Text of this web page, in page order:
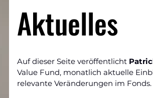
Aktuelles
Auf dieser Seite veröffentlicht
Value Fund, monatlich aktuelle
relevante Veränderungen im Fonds.